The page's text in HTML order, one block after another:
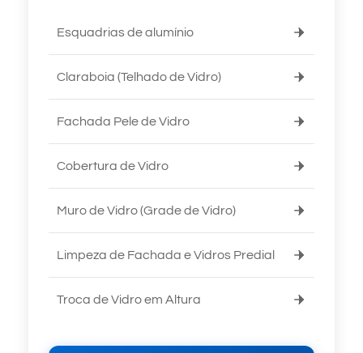
Esquadrias de alumínio
Claraboia (Telhado de Vidro)
Fachada Pele de Vidro
Cobertura de Vidro
Muro de Vidro (Grade de Vidro)
Limpeza de Fachada e Vidros Predial
Troca de Vidro em Altura